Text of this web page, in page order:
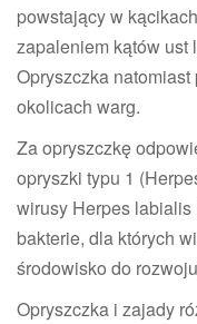
powstający w
zapaleniem kątów ust
Opryszczka
okolicach warg.
Za opryszczkę
opryszki typu 1
wirusy Herpes
bakterie, dla których
środowisko do
Opryszczka i zajady